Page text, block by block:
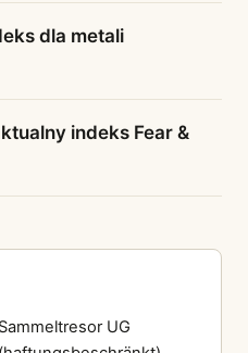
dla metali
indeks Fear &
Sammeltresor UG